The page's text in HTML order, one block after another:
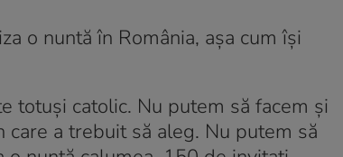
o nuntă în România, așa cum își
totuşi catolic. Nu putem să facem şi
a trebuit să aleg. Nu putem să